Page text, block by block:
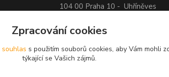
104 00 Praha 10 - Uhříněves
Zpracování cookies
souhlas s použitím souborů cookies, aby Vám mohli
týkající se Vašich zájmů.